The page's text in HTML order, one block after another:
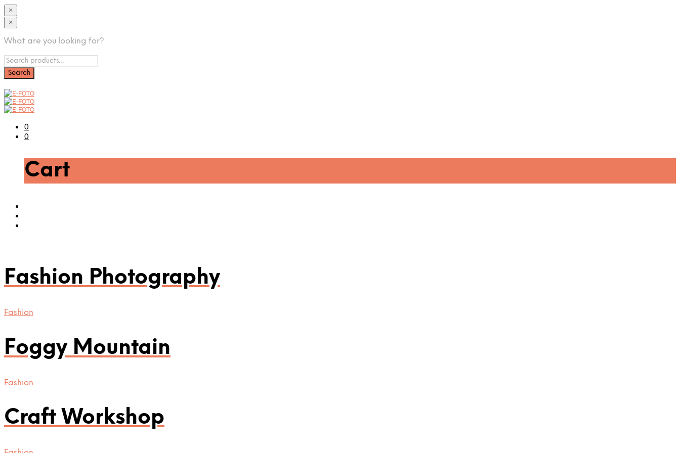
×
×
What are you looking for?
0
0
Cart
Fashion Photography
Fashion
Foggy Mountain
Fashion
Craft Workshop